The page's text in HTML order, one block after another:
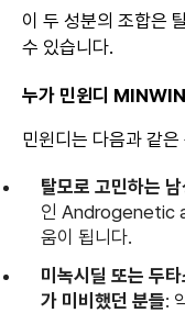
이 두 성분의 조합은
수 있습니다.
누가 민윈디
민윈디는 다음과 같
탈모로 고민하는 남
인 Androgenetic
움이 됩니다.
미녹시딜 또는 두
가 미비했던 분들: